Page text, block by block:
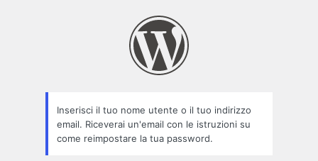
Inserisci il tuo nome utente o il tuo indirizzo
email. Riceverai un'email con le istruzioni su
come reimpostare la tua password.